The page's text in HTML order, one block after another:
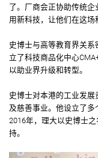
了。厂商会正协助传统
用新科技，让他们在这
史博士与高等教育界关
立了科技商品化中心
以助业界升级和转型。
史博士对本港的工业发
及慈善事业。他设立了多
2016年，理大以史博士
持。